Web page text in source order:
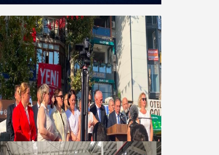
Yeni Parti Bandırma Teşkilatı kuruldu
06 Ağustos 2026